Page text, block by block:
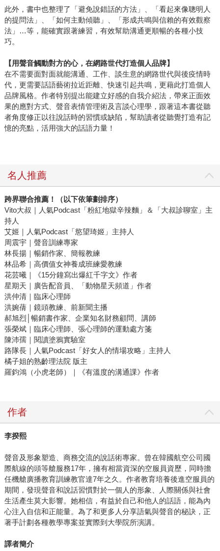
此外，書中也整理了「避免說錯話的方法」、「看起來像聰明人
的提問法」、「如何主動傾聽」、「形成共鳴與信賴的有效觀察
法」…等，能確實跟著練習，有效幫助溝通更順暢的各種小技
巧。
【用聲音觸動對方的心，在網路世代打造個人品牌】
在不需要面對面就能溝通、工作、談生意的網路世代與後疫情時
代，更需要話語藝術拉近距離、快速引起共鳴，更藉此打造個人
品牌風格。作者特別提出能建立好感的自我介紹法，帶來正面效
果的應對方式、聲音表情管理術及言談心理學，跟著這本書從聽
者角度修正以往說話時的習慣或缺陷，幫助讀者從聽覺打造有記
憶的亮點，活用強大的話語力量！
名人推薦
跨界聯合推薦！（以下依筆劃排序）
Vito大叔｜人氣Podcast「粉紅地獄辛辣麵」＆「大叔診聊室」主
持人
艾姬｜人氣Podcast「慾望琦姬」主持人
周震宇｜聲音訓練專家
林長揚｜暢銷作家、簡報教練
林品希｜高價值女神養成班練愛教練
花芸曦｜《15分鐘寫出爆紅千字文》作者
星期天｜廣告配音員、「動物星天頻道」作者
洪仲清｜臨床心理師
洪婉蒨｜鏡頭教練、前新聞主播
郝旭烈│暢銷書作家、企業知名財務顧問、講師
張榮斌｜臨床心理師、張心理師的運動處方箋
陳沛孺｜閱讀塗鴉實驗室
路隊長｜人氣Podcast「好女人的情場攻略」主持人
橘子姐的熟齡理法院 版主
羅鈞鴻（小虎老師）｜《有溫度的溝通課》作者
作者
李揆熙
聲音及形象塑造、商務交流的說話術專家。曾在韓國航空公司國
際航線的頭等艙服務17年，擁有相當資深的空服員資歷，同時擔
任機艙廣播教育訓練教官達7年之久。作者教育培養後進空服員的
期間，發現聲音和說話習慣對於一個人的形象、人際關係與社會
生活產生莫大影響。她相信，有益於自己和他人的話語，能為內
心注入自信和正能量。為了和更多人分享語氣與聲音的秘訣，正
著手計劃各種教學專案並實際到大學院所演講。
譯者簡介